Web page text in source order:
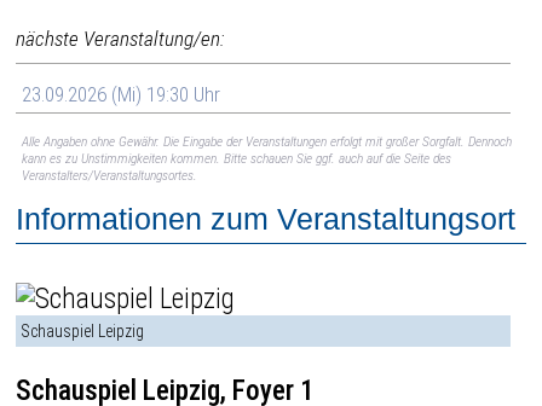
nächste Veranstaltung/en:
23.09.2026 (Mi) 19:30 Uhr
Alle Angaben ohne Gewähr. Die Eingabe der Veranstaltungen erfolgt mit großer Sorgfalt. Dennoch
kann es zu Unstimmigkeiten kommen. Bitte schauen Sie ggf. auch auf die Seite des
Veranstalters/Veranstaltungsortes.
Informationen zum Veranstaltungsort
Schauspiel Leipzig
Schauspiel Leipzig, Foyer 1